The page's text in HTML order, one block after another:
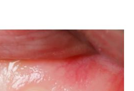
CONFIGURACIÓN DE LA CUENTA